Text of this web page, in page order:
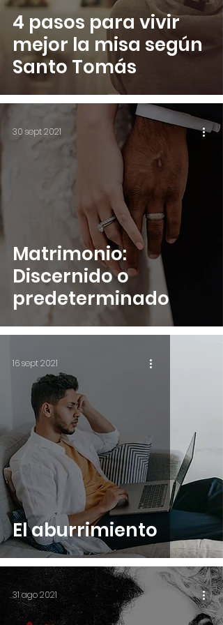
4 pasos para vivir
mejor la misa según
Santo Tomás
Matrimonio:
Discernido o
predeterminado
30 sept 2021
El aburrimiento
16 sept 2021
31 ago 2021